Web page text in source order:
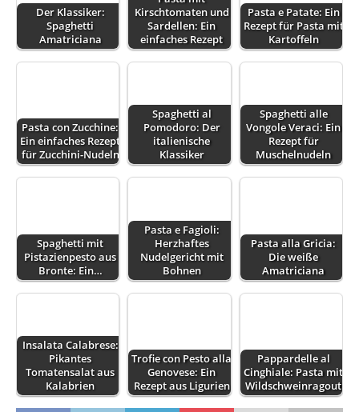
Der Klassiker:
Spaghetti
Amatriciana
Kirschtomaten und
Sardellen: Ein
einfaches Rezept
Pasta e Patate: Ein
Rezept für Pasta mit
Kartoffeln
Pasta con Zucchine:
Ein einfaches Rezept
für Zucchini-Nudeln
Spaghetti al
Pomodoro: Der
italienische
Klassiker
Spaghetti alle
Vongole Veraci: Ein
Rezept für
Muschelnudeln
Spaghetti mit
Pistazienpesto aus
Bronte: Ein…
Pasta e Fagioli:
Herzhaftes
Nudelgericht mit
Bohnen
Pasta alla Gricia:
Die weiße
Amatriciana
Insalata Calabrese:
Pikantes
Tomatensalat aus
Kalabrien
Trofie con Pesto alla
Genovese: Ein
Rezept aus Ligurien
Pappardelle al
Cinghiale: Pasta mit
Wildschweinragout